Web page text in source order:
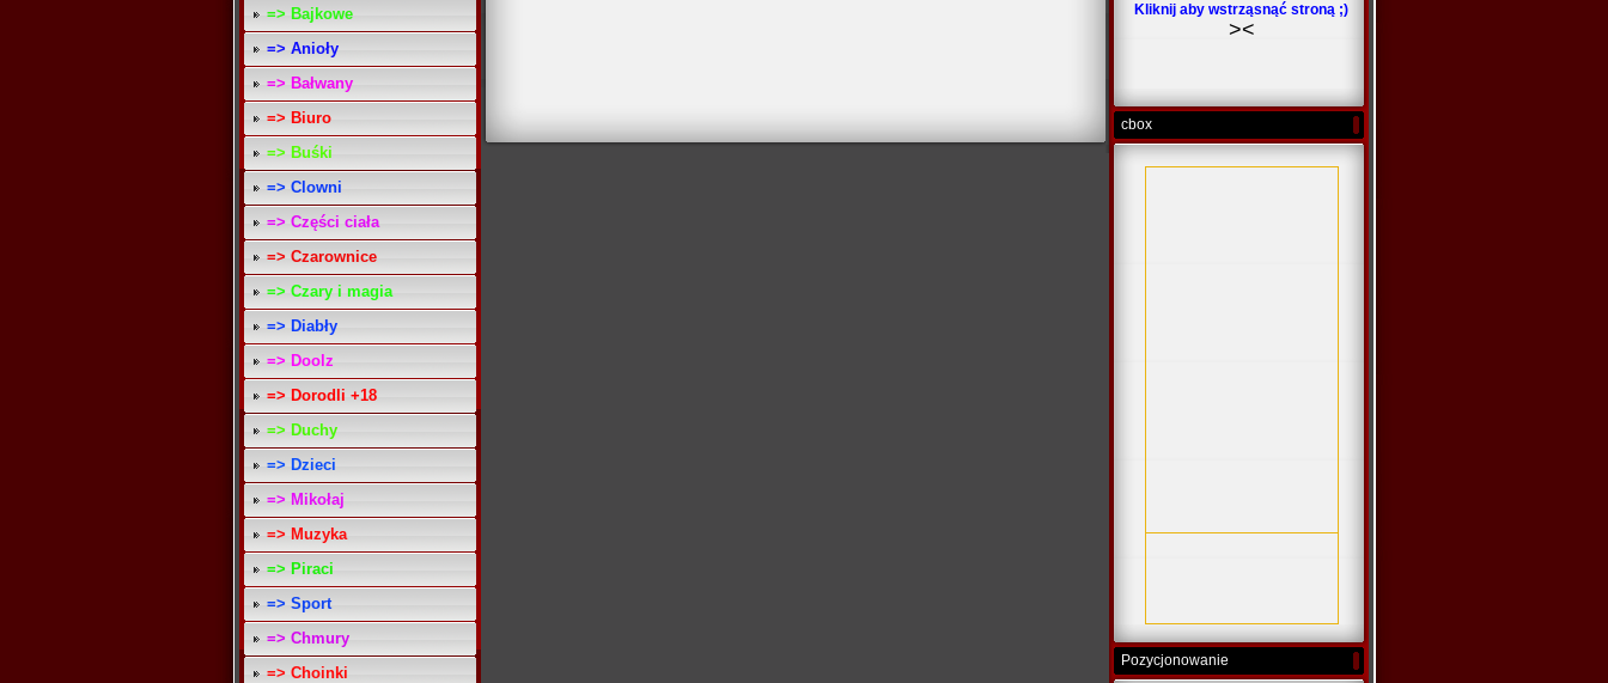
=> Bajkowe
=> Anioły
=> Bałwany
=> Biuro
=> Buśki
=> Clowni
=> Części ciała
=> Czarownice
=> Czary i magia
=> Diabły
=> Doolz
=> Dorodli +18
=> Duchy
=> Dzieci
=> Mikołaj
=> Muzyka
=> Piraci
=> Sport
=> Chmury
=> Choinki
Kliknij aby wstrząsnąć stroną ;)
><
cbox
Pozycjonowanie